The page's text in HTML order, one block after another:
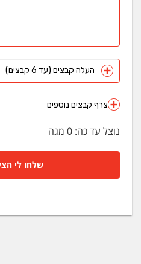
העלה קבצים (עד 6 קבצים)
צרף קבצים נוספים
נוצל עד כה: 0 מגה
שלחו לי